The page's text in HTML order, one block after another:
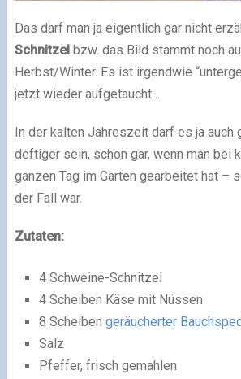
Das darf man ja eigentlich gar nicht
Schnitzel bzw. das Bild stammt noch
Herbst/Winter. Es ist irgendwie
jetzt wieder aufgetaucht…
In der kalten Jahreszeit darf es ja auch
deftiger sein, schon gar, wenn man bei
ganzen Tag im Garten gearbeitet hat –
der Fall war.
Zutaten:
4 Schweine-Schnitzel
4 Scheiben Käse mit Nüssen
8 Scheiben geräucherter
Salz
Pfeffer, frisch gemahlen